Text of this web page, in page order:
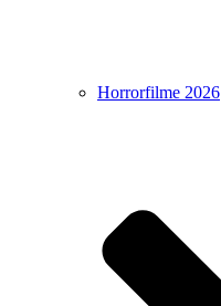
Horrorfilme 2026